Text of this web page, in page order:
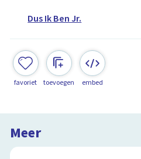
Dus Ik Ben Jr.
favoriet toevoegen embed
Meer